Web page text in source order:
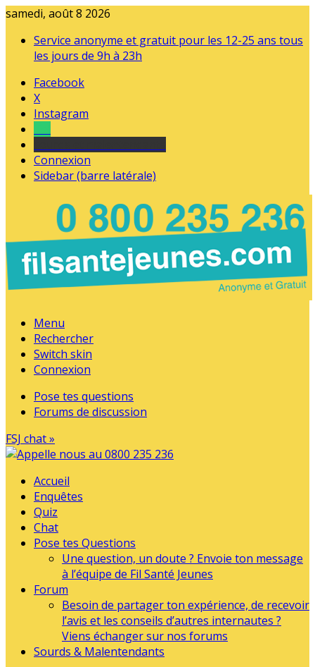
samedi, août 8 2026
Service anonyme et gratuit pour les 12-25 ans tous
les jours de 9h à 23h
Facebook
X
Instagram
Connexion
Sidebar (barre latérale)
Menu
Rechercher
Switch skin
Connexion
Pose tes questions
Forums de discussion
FSJ chat »
Accueil
Enquêtes
Quiz
Chat
Pose tes Questions
Une question, un doute ? Envoie ton message
à l’équipe de Fil Santé Jeunes
Forum
Besoin de partager ton expérience, de recevoir
l’avis et les conseils d’autres internautes ?
Viens échanger sur nos forums
Sourds & Malentendants